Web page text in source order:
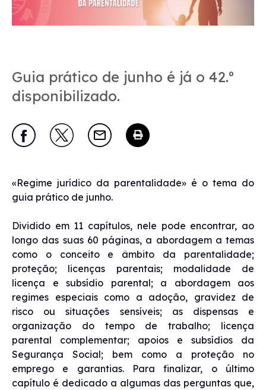
Guia prático de junho é já o 42.º
disponibilizado.
«Regime jurídico da parentalidade» é o tema do
guia prático de junho.
Dividido em 11 capítulos, nele pode encontrar, ao
longo das suas 60 páginas, a abordagem a temas
como o conceito e âmbito da parentalidade;
proteção; licenças parentais; modalidade de
licença e subsídio parental; a abordagem aos
regimes especiais como a adoção, gravidez de
risco ou situações sensíveis; as dispensas e
organização do tempo de trabalho; licença
parental complementar; apoios e subsídios da
Segurança Social; bem como a proteção no
emprego e garantias. Para finalizar, o último
capítulo é dedicado a algumas das perguntas que,